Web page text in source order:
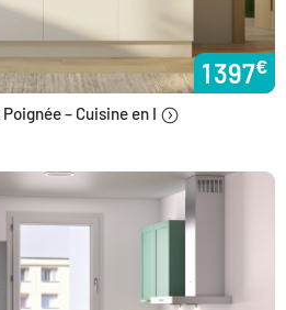
1 397€
– Cuisine en I